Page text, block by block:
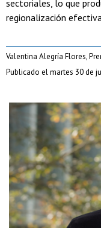
sectoriales, lo que
regionalización
Valentina Alegría Flores,
Publicado el martes 30 de